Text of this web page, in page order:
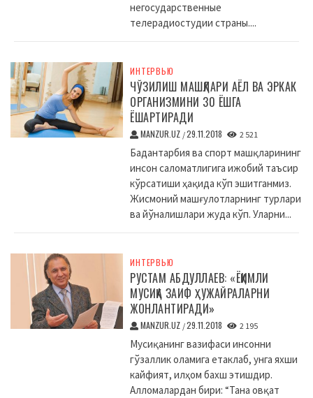
негосударственные
телерадиостудии страны....
ИНТЕРВЬЮ
ЧЎЗИЛИШ МАШҚЛАРИ АЁЛ ВА ЭРКАК
ОРГАНИЗМИНИ 30 ЁШГА
ЁШАРТИРАДИ
MANZUR.UZ /29.11.2018 2 521
Бадантарбия ва спорт машқларининг
инсон саломатлигига ижобий таъсир
кўрсатиши ҳақида кўп эшитганмиз.
Жисмоний машғулотларнинг турлари
ва йўналишлари жуда кўп. Уларни...
ИНТЕРВЬЮ
РУСТАМ АБДУЛЛАЕВ: «ЁҚИМЛИ
МУСИҚА ЗАИФ ҲУЖАЙРАЛАРНИ
ЖОНЛАНТИРАДИ»
MANZUR.UZ /29.11.2018 2 195
Мусиқанинг вазифаси инсонни
гўзаллик оламига етаклаб, унга яхши
кайфият, илҳом бахш этишдир.
Алломалардан бири: “Тана овқат